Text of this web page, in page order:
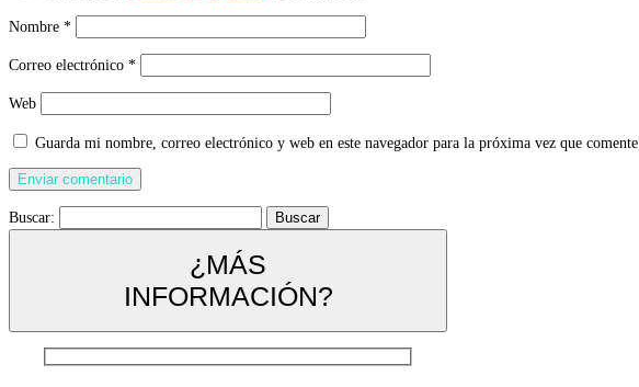
Nombre *
Correo electrónico *
Web
Guarda mi nombre, correo electrónico y web en este navegador para la próxima vez que comente.
Buscar:
¿MÁS
INFORMACIÓN?